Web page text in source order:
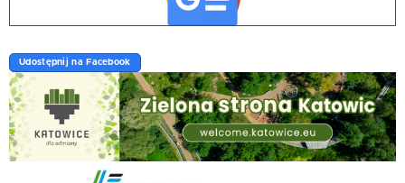
Udostępnij na Facebook